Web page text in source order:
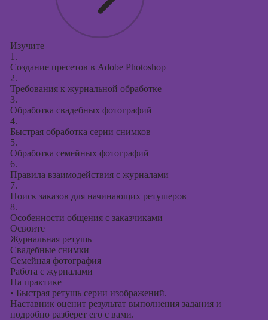
Изучите
1.
Создание пресетов в Adobe Photoshop
2.
Требования к журнальной обработке
3.
Обработка свадебных фотографий
4.
Быстрая обработка серии снимков
5.
Обработка семейных фотографий
6.
Правила взаимодействия с журналами
7.
Поиск заказов для начинающих ретушеров
8.
Особенности общения с заказчиками
Освоите
Журнальная ретушь
Свадебные снимки
Семейная фотография
Работа с журналами
На практике
• Быстрая ретушь серии изображений.
Наставник оценит результат выполнения задания и
подробно разберет его с вами.